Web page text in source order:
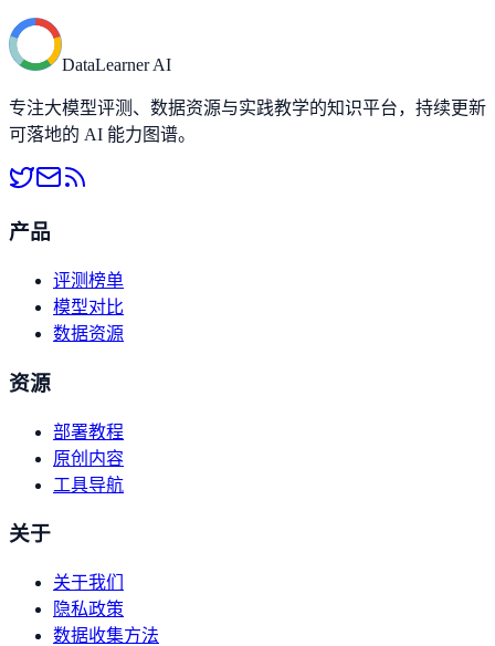
DataLearner AI
专注大模型评测、数据资源与实践教学的知识平台，持续更新
可落地的 AI 能力图谱。
产品
评测榜单
模型对比
数据资源
资源
部署教程
原创内容
工具导航
关于
关于我们
隐私政策
数据收集方法